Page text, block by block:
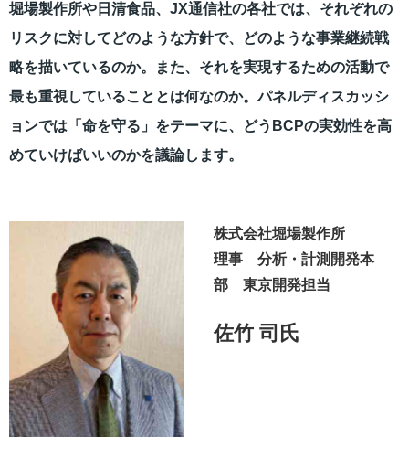
堀場製作所や日清食品、JX通信社の各社では、それぞれの
リスクに対してどのような方針で、どのような事業継続戦
略を描いているのか。また、それを実現するための活動で
最も重視していることとは何なのか。パネルディスカッシ
ョンでは「命を守る」をテーマに、どうBCPの実効性を高
めていけばいいのかを議論します。
株式会社堀場製作所
理事 分析・計測開発本
部 東京開発担当
佐竹 司氏